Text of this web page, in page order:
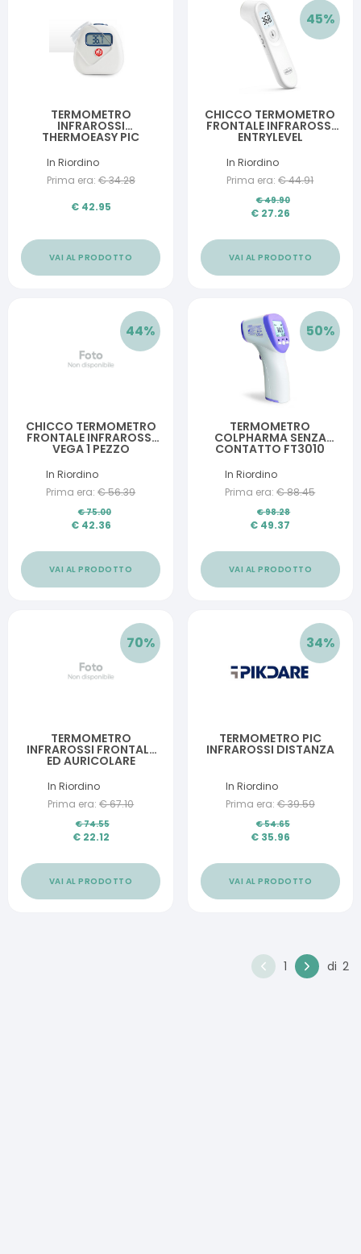
TERMOMETRO
INFRAROSSI
THERMOEASY PIC
In Riordino
Prima era: €34.28
€ 42.95
VAI AL PRODOTTO
45%
CHICCO TERMOMETRO
FRONTALE INFRAROSSI
ENTRYLEVEL
In Riordino
Prima era: €44.91
€49.90
€ 27.26
VAI AL PRODOTTO
44%
CHICCO TERMOMETRO
FRONTALE INFRAROSSI
VEGA 1 PEZZO
In Riordino
Prima era: €56.39
€75.00
€ 42.36
VAI AL PRODOTTO
50%
TERMOMETRO
COLPHARMA SENZA
CONTATTO FT3010
In Riordino
Prima era: €88.45
€98.28
€ 49.37
VAI AL PRODOTTO
70%
TERMOMETRO
INFRAROSSI FRONTALE
ED AURICOLARE
In Riordino
Prima era: €67.10
€74.55
€ 22.12
VAI AL PRODOTTO
34%
TERMOMETRO PIC
INFRAROSSI DISTANZA
In Riordino
Prima era: €39.59
€54.65
€ 35.96
VAI AL PRODOTTO
1 di 2